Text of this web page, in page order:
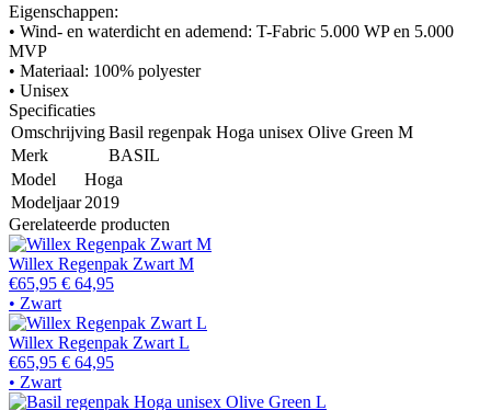
Eigenschappen:
• Wind- en waterdicht en ademend: T-Fabric 5.000 WP en 5.000
MVP
• Materiaal: 100% polyester
• Unisex
Specificaties
OmschrijvingBasil regenpak Hoga unisex Olive Green M
Merk
BASIL
Model
Hoga
Modeljaar 2019
Gerelateerde producten
Willex Regenpak Zwart M
€65,95 € 64,95
• Zwart
Willex Regenpak Zwart L
€65,95 € 64,95
• Zwart